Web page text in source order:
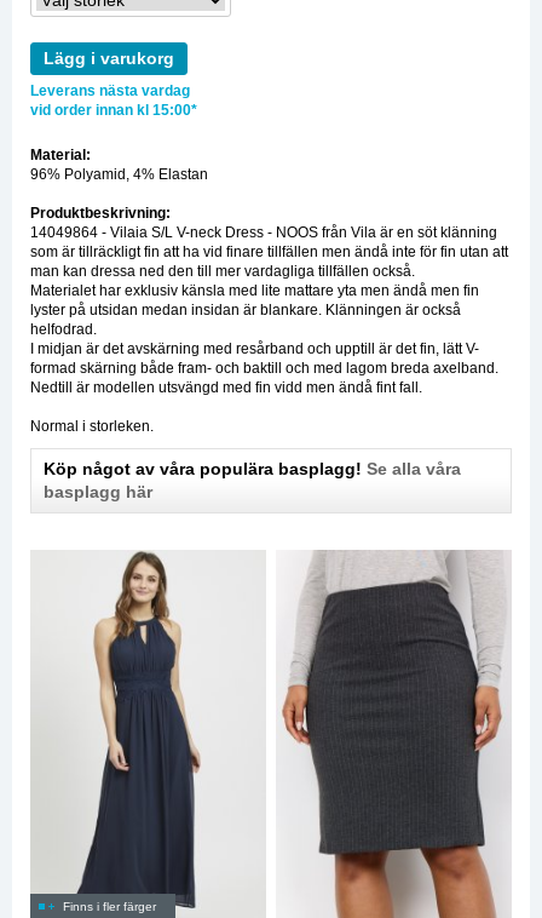
Lägg i varukorg
Leverans nästa vardag
vid order innan kl 15:00*
Material:
96% Polyamid, 4% Elastan
Produktbeskrivning:
14049864 - Vilaia S/L V-neck Dress - NOOS från Vila är en söt klänning
som är tillräckligt fin att ha vid finare tillfällen men ändå inte för fin utan att
man kan dressa ned den till mer vardagliga tillfällen också.
Materialet har exklusiv känsla med lite mattare yta men ändå men fin
lyster på utsidan medan insidan är blankare. Klänningen är också
helfodrad.
I midjan är det avskärning med resårband och upptill är det fin, lätt V-
formad skärning både fram- och baktill och med lagom breda axelband.
Nedtill är modellen utsvängd med fin vidd men ändå fint fall.
Normal i storleken.
Köp något av våra populära basplagg! Se alla våra
basplagg här
Finns i fler färger